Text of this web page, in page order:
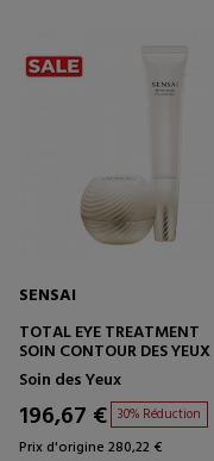
SENSAI
TOTAL EYE TREATMENT
SOIN CONTOUR DES YEUX
Soin des Yeux
196,67 € 30% Réduction
Prix d'origine 280,22 €